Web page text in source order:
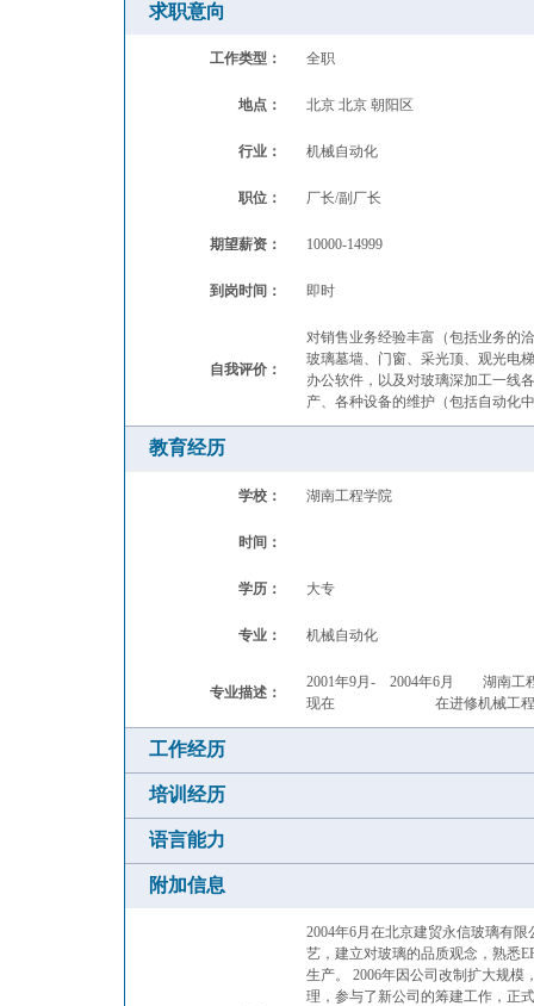
求职意向
工作类型： 全职
地点： 北京 北京 朝阳区
行业： 机械自动化
职位： 厂长/副厂长
期望薪资： 10000-14999
到岗时间： 即时
自我评价：
对销售业务经验丰富（包括业务的
玻璃墓墙、门窗、采光顶、观光电
办公软件，以及对玻璃深加工一线
产、各种设备的维护（包括自动化
教育经历
学校： 湖南工程学院
时间：
学历： 大专
专业： 机械自动化
专业描述：
2001年9月- 2004年6月 湖
现在 在进修机械工程
工作经历
培训经历
语言能力
附加信息
2004年6月在北京建贸永信玻璃有
艺，建立对玻璃的品质观念，熟悉
生产。 2006年因公司改制扩大规
理，参与了新公司的筹建工作，正